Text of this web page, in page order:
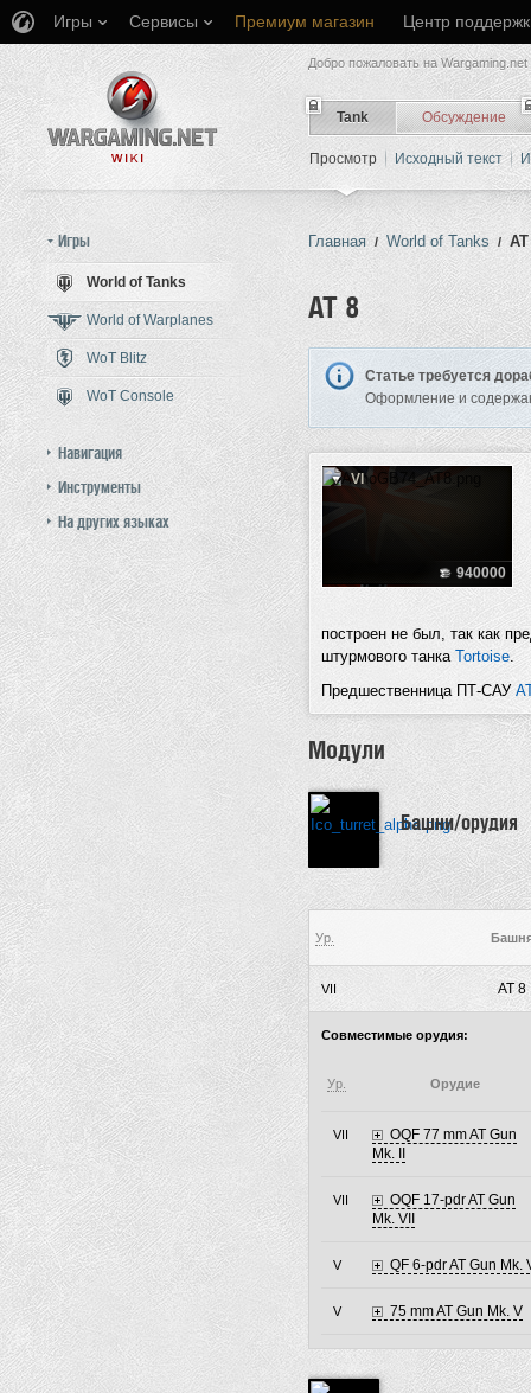
Игры Сервисы Премиум магазин Центр
Добро пожаловать на Wargaming.net
Tank Обсуждение
Просмотр Исходный текст
Игры
World of Tanks
World of Warplanes
WoT Blitz
WoT Console
Навигация
Инструменты
На других языках
Главная / World of Tanks /
AT 8
Перейти к: поиск
Статье требуется
Оформление и
VI
940000
построен не был, так как
штурмового танка Tortoise.
Предшественница ПТ-САУ
Модули
Башни/орудия
Ур.
VII AT 8
Совместимые орудия:
Ур. Орудие
VII
OQF 77 mm AT Gun
Mk. II
VII
OQF 17-pdr AT Gun
Mk. VII
V QF 6-pdr AT Gun Mk.
V 75 mm AT Gun Mk. V